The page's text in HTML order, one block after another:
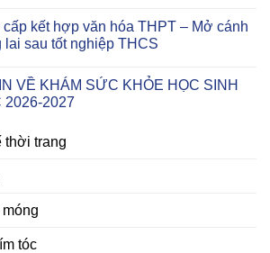
cấp kết hợp văn hóa THPT – Mở cánh
sau tốt nghiệp THCS
VỀ KHÁM SỨC KHỎE HỌC SINH
2026-2027
thời trang
móng
tóc